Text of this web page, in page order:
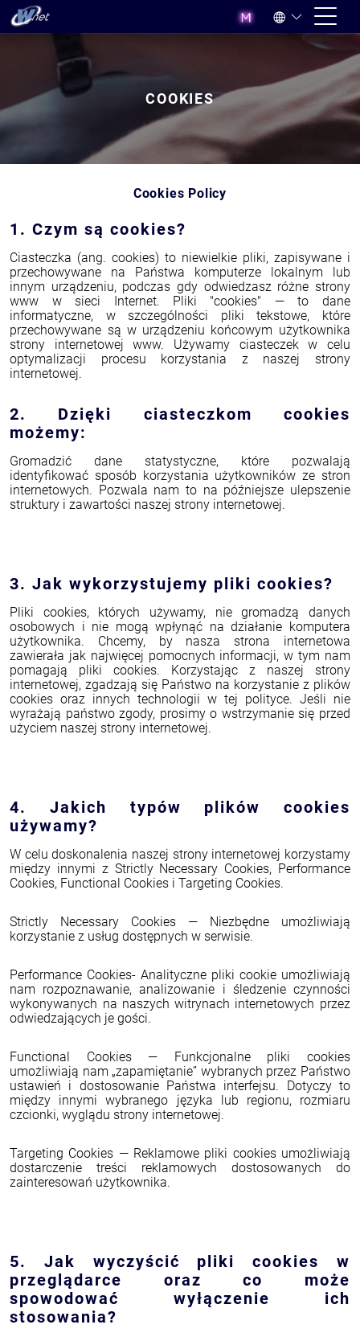
COOKIES
Cookies Policy
1. Czym są cookies?
Ciasteczka (ang. cookies) to niewielkie pliki, zapisywane i
przechowywane na Państwa komputerze lokalnym lub
innym urządzeniu, podczas gdy odwiedzasz różne strony
www w sieci Internet. Pliki "cookies" — to dane
informatyczne, w szczególności pliki tekstowe, które
przechowywane są w urządzeniu końcowym użytkownika
strony internetowej www. Używamy ciasteczek w celu
optymalizacji procesu korzystania z naszej strony
internetowej.
2. Dzięki ciasteczkom cookies
możemy:
Gromadzić dane statystyczne, które pozwalają
identyfikować sposób korzystania użytkowników ze stron
internetowych. Pozwala nam to na późniejsze ulepszenie
struktury i zawartości naszej strony internetowej.
3. Jak wykorzystujemy pliki cookies?
Pliki cookies, których używamy, nie gromadzą danych
osobowych i nie mogą wpłynąć na działanie komputera
użytkownika. Chcemy, by nasza strona internetowa
zawierała jak najwięcej pomocnych informacji, w tym nam
pomagają pliki cookies. Korzystając z naszej strony
internetowej, zgadzają się Państwo na korzystanie z plików
cookies oraz innych technologii w tej polityce. Jeśli nie
wyrażają państwo zgody, prosimy o wstrzymanie się przed
użyciem naszej strony internetowej.
4. Jakich typów plików cookies
używamy?
W celu doskonalenia naszej strony internetowej korzystamy
między innymi z Strictly Necessary Cookies, Performance
Cookies, Functional Cookies i Targeting Cookies.
Strictly Necessary Cookies — Niezbędne umożliwiają
korzystanie z usług dostępnych w serwisie.
Performance Cookies- Analityczne pliki cookie umożliwiają
nam rozpoznawanie, analizowanie i śledzenie czynności
wykonywanych na naszych witrynach internetowych przez
odwiedzających je gości.
Functional Cookies — Funkcjonalne pliki cookies
umożliwiają nam „zapamiętanie” wybranych przez Państwo
ustawień i dostosowanie Państwa interfejsu. Dotyczy to
między innymi wybranego języka lub regionu, rozmiaru
czcionki, wyglądu strony internetowej.
Targeting Cookies — Reklamowe pliki cookies umożliwiają
dostarczenie treści reklamowych dostosowanych do
zainteresowań użytkownika.
5. Jak wyczyścić pliki cookies w
przeglądarce oraz co może
spowodować wyłączenie ich
stosowania?